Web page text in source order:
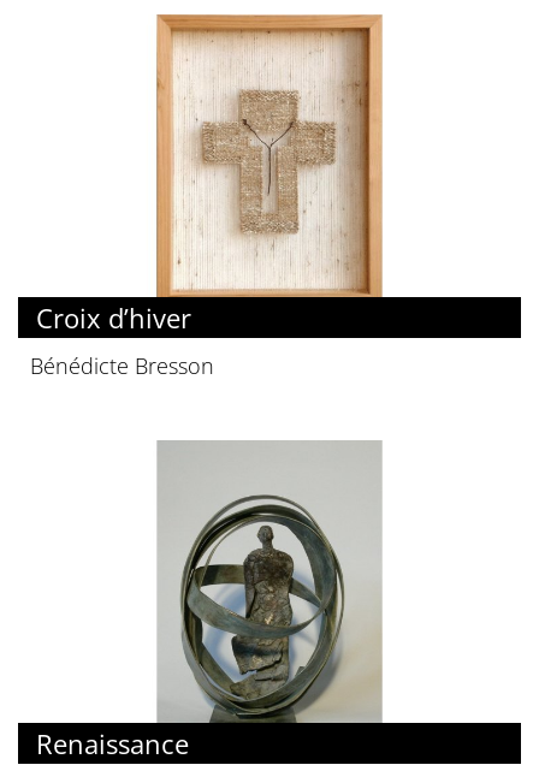
Croix d’hiver
Bénédicte Bresson
Renaissance